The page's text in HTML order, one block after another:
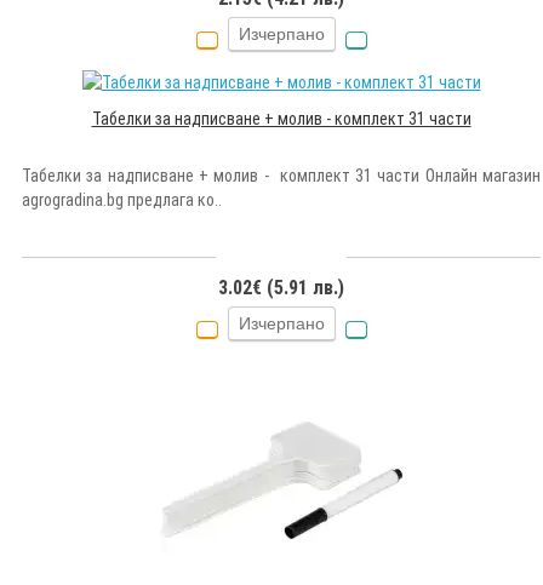
Изчерпано
Табелки за надписване + молив - комплект 31 части
Табелки за надписване + молив - комплект 31 части Онлайн магазин
agrogradina.bg предлага ко..
3.02€ (5.91 лв.)
Изчерпано